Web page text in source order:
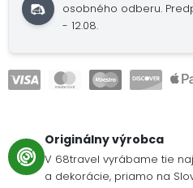
osobného odberu.
- 12.08.
Originálny výrobca
V 68travel vyrábame tie
a dekorácie, priamo na